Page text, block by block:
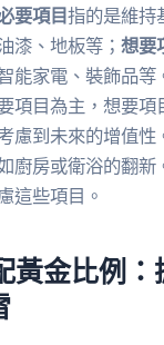
要項目指的是維持
漆、地板等； 想要
能家電、裝飾品等
項目為主，想要項
慮到未來的增值性
廚房或衛浴的翻新
這些項目。
黃金比例：